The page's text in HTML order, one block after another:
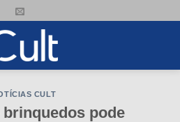
CULT
brinquedos pode